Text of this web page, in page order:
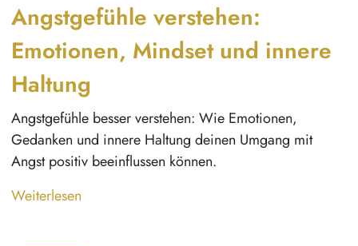
Angstgefühle verstehen:
Emotionen, Mindset und innere
Haltung
Angstgefühle besser verstehen: Wie Emotionen,
Gedanken und innere Haltung deinen Umgang mit
Angst positiv beeinflussen können.
Weiterlesen